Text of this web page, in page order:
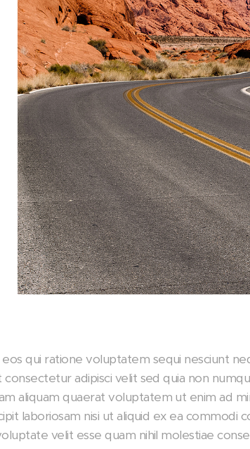
qui ratione voluptatem sequi nesciunt
adipisci velit sed quia non
aliquam quaerat voluptatem ut enim ad
laboriosam nisi ut aliquid ex ea commodi
velit esse quam nihil molestiae